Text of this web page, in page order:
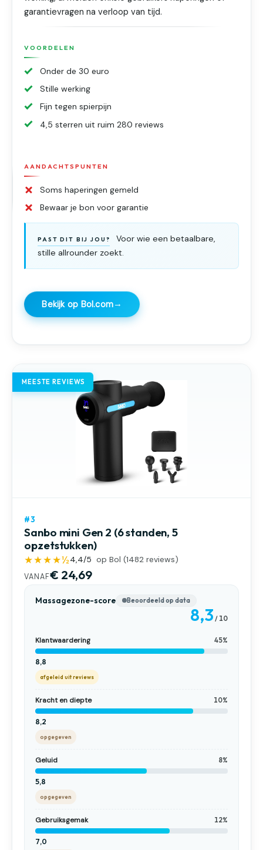
garantievragen na verloop van tijd.
VOORDELEN
Onder de 30 euro
Stille werking
Fijn tegen spierpijn
4,5 sterren uit ruim 280 reviews
AANDACHTSPUNTEN
Soms haperingen gemeld
Bewaar je bon voor garantie
PAST DIT BIJ JOU?
Voor wie een betaalbare,
stille allrounder zoekt.
Bekijk op Bol.com→
MEESTE REVIEWS
#3
Sanbo mini Gen 2 (6 standen, 5
opzetstukken)
★★★★½4,4/5 op Bol (1482reviews)
VANAF€ 24,69
Massagezone-score Beoordeeld op data
8,3 / 10
Klantwaardering 45%
8,8
afgeleid uit reviews
Kracht en diepte 10%
8,2
opgegeven
Geluid 8%
5,8
opgegeven
Gebruiksgemak 12%
7,0